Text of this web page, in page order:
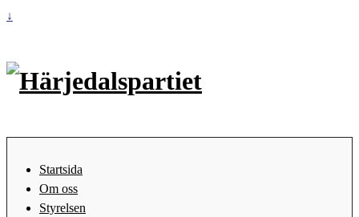
↓
Startsida
Om oss
Styrelsen